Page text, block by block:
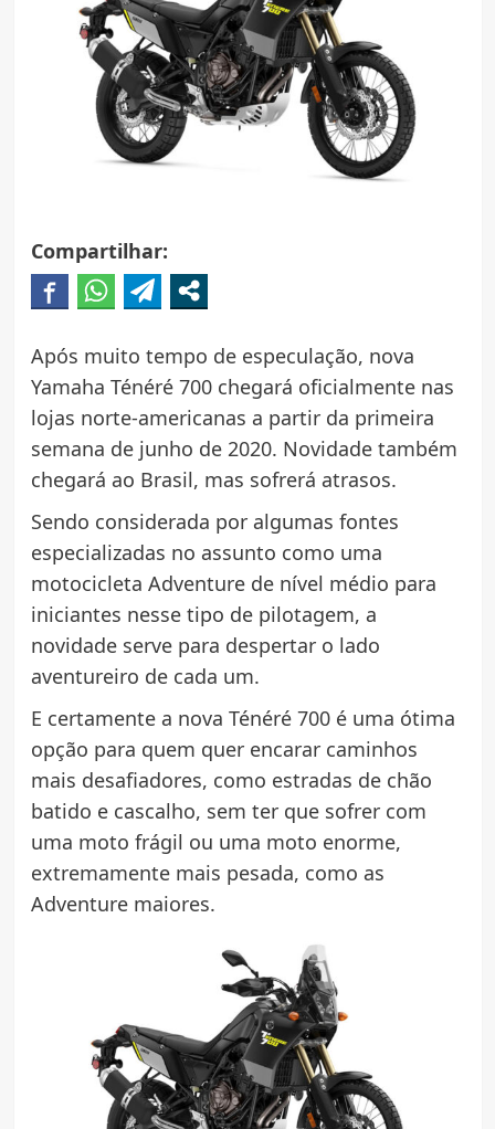
Compartilhar:
Após muito tempo de especulação, nova
Yamaha Ténéré 700 chegará oficialmente nas
lojas norte-americanas a partir da primeira
semana de junho de 2020. Novidade também
chegará ao Brasil, mas sofrerá atrasos.
Sendo considerada por algumas fontes
especializadas no assunto como uma
motocicleta Adventure de nível médio para
iniciantes nesse tipo de pilotagem, a
novidade serve para despertar o lado
aventureiro de cada um.
E certamente a nova Ténéré 700 é uma ótima
opção para quem quer encarar caminhos
mais desafiadores, como estradas de chão
batido e cascalho, sem ter que sofrer com
uma moto frágil ou uma moto enorme,
extremamente mais pesada, como as
Adventure maiores.